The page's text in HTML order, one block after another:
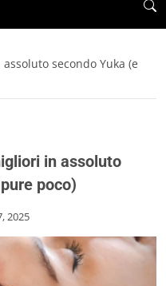
secondo Yuka (e
in assoluto
poco)
2025